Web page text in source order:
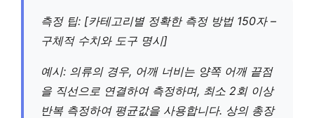
측정 팁: [카테고리별 정확한 측정 방법 150자 –
구체적 수치와 도구 명시]
예시: 의류의 경우, 어깨 너비는 양쪽 어깨 끝점
을 직선으로 연결하여 측정하며, 최소 2회 이상
반복 측정하여 평균값을 사용합니다. 상의 총장